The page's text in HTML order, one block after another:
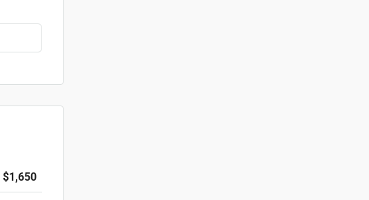
$1,650